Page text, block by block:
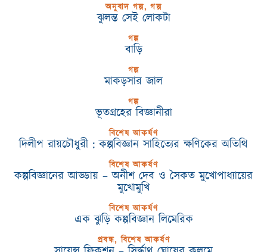
অনুবাদ গল্প, গল্প
ঝুলন্ত সেই লোকটা
গল্প
বাড়ি
গল্প
মাকড়সার জাল
গল্প
ভূতগ্রহের বিজ্ঞানীরা
বিশেষ আকর্ষণ
দিলীপ রায়চৌধুরী : কল্পবিজ্ঞান সাহিত্যের ক্ষণিকের অতিথি
বিশেষ আকর্ষণ
কল্পবিজ্ঞানের আড্ডায় – অনীশ দেব ও সৈকত মুখোপাধ্যায়ের
মুখোমুখি
বিশেষ আকর্ষণ
এক ঝুড়ি কল্পবিজ্ঞান লিমেরিক
প্রবন্ধ, বিশেষ আকর্ষণ